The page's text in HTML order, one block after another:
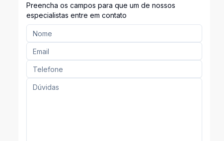
Preencha os campos para que um de nossos
especialistas entre em contato